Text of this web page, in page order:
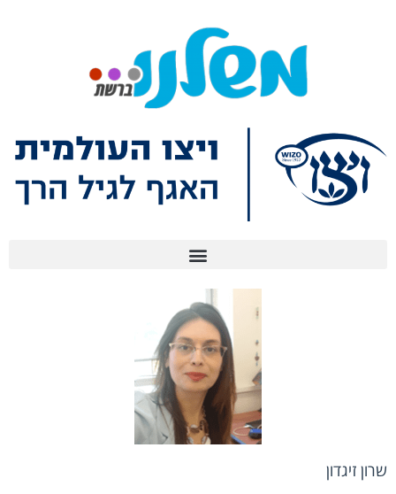
שרון זיגדון